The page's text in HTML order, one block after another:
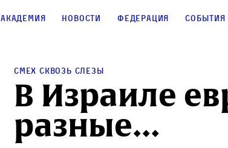
Академия Новости Федерация События
Смех сквозь слезы
В Израиле
разные…